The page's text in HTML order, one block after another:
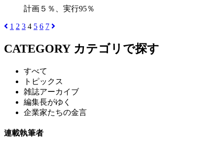
計画５％、実行95％
1 2 3 4 5 6 7
CATEGORY カテゴリで探す
すべて
トピックス
雑誌アーカイブ
編集長がゆく
企業家たちの金言
連載執筆者